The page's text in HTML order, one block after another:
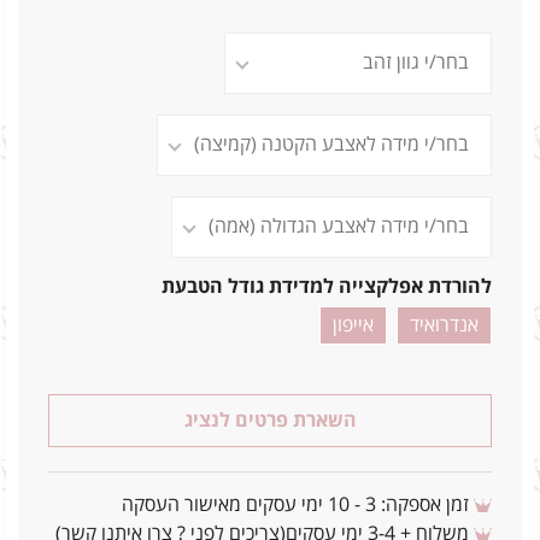
להורדת אפלקצייה למדידת גודל הטבעת
אנדרואיד
אייפון
השארת פרטים לנציג
זמן אספקה: 3 - 10 ימי עסקים מאישור העסקה
משלוח + 3-4 ימי עסקים(צריכים לפני ? צרו איתנו קשר)